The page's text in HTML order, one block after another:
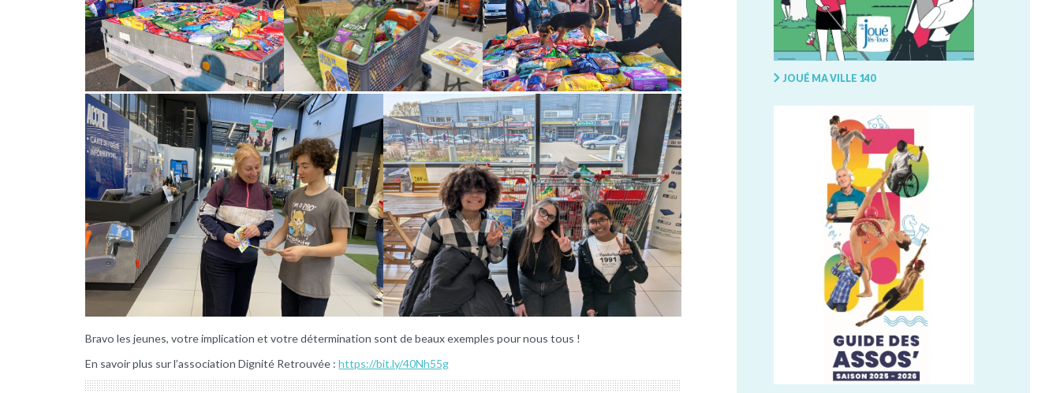
Bravo les jeunes, votre implication et votre détermination sont de beaux exemples pour nous tous !
En savoir plus sur l’association Dignité Retrouvée :https://bit.ly/40Nh55g
JOUÉ MA VILLE 140